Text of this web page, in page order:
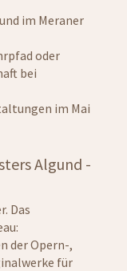
im Meraner
oder
bei
im Mai
Algund -
Das
der Opern-,
für